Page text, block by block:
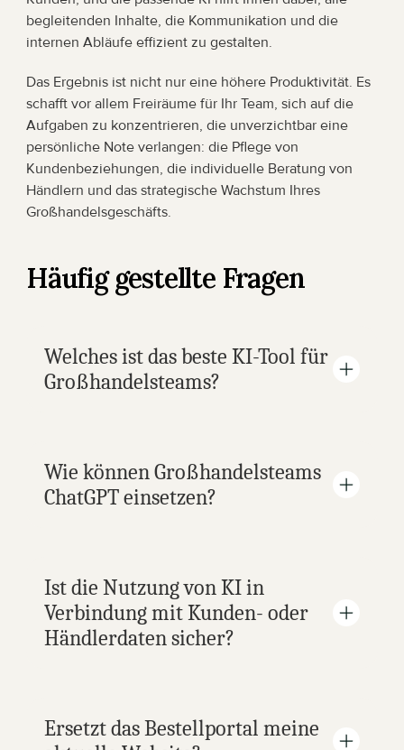
begleitenden Inhalte, die Kommunikation und die
internen Abläufe effizient zu gestalten.
Das Ergebnis ist nicht nur eine höhere Produktivität. Es
schafft vor allem Freiräume für Ihr Team, sich auf die
Aufgaben zu konzentrieren, die unverzichtbar eine
persönliche Note verlangen: die Pflege von
Kundenbeziehungen, die individuelle Beratung von
Händlern und das strategische Wachstum Ihres
Großhandelsgeschäfts.
Häufig gestellte Fragen
Welches ist das beste KI-Tool für
Großhandelsteams?
Wie können Großhandelsteams
ChatGPT einsetzen?
Ist die Nutzung von KI in
Verbindung mit Kunden- oder
Händlerdaten sicher?
Ersetzt das Bestellportal meine